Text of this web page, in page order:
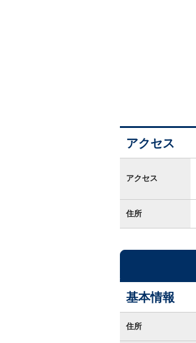
アクセス
アクセス
住所
基本情報
本住所